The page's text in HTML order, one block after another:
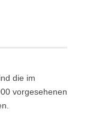
die im
vorgesehenen